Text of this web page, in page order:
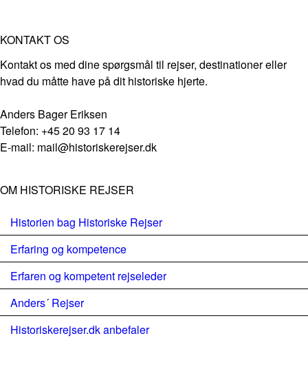
KONTAKT OS
Kontakt os med dine spørgsmål til rejser, destinationer eller
hvad du måtte have på dit historiske hjerte.
Anders Bager Eriksen
Telefon: +45 20 93 17 14
E-mail: mail@historiskerejser.dk
OM HISTORISKE REJSER
Historien bag Historiske Rejser
Erfaring og kompetence
Erfaren og kompetent rejseleder
Anders´ Rejser
Historiskerejser.dk anbefaler